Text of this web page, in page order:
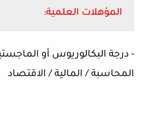
المؤهلات العلمية:
- درجة البكالوريوس أو
المحاسبة / المالية / الاقتصاد